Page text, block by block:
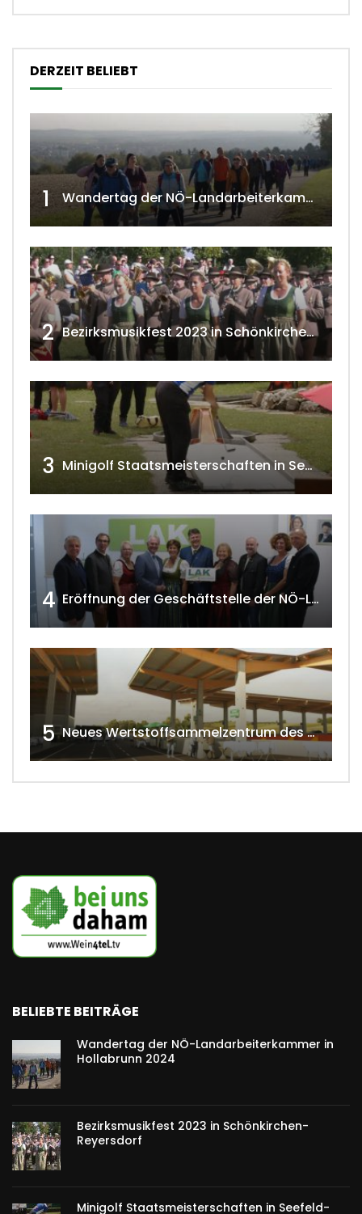
DERZEIT BELIEBT
1 Wandertag der NÖ-Landarbeiterkammer in Hollabrunn 2024
2 Bezirksmusikfest 2023 in Schönkirchen-Reyersdorf
3 Minigolf Staatsmeisterschaften in Seefeld-Kadolz w4tv174
4 Eröffnung der Geschäftstelle der NÖ-Landarbeiterkammer in Mistelbach w4tv174
5 Neues Wertstoffsammelzentrum des G.V.U.
BELIEBTE BEITRÄGE
Wandertag der NÖ-Landarbeiterkammer in
Hollabrunn 2024
Bezirksmusikfest 2023 in Schönkirchen-
Reyersdorf
Minigolf Staatsmeisterschaften in Seefeld-